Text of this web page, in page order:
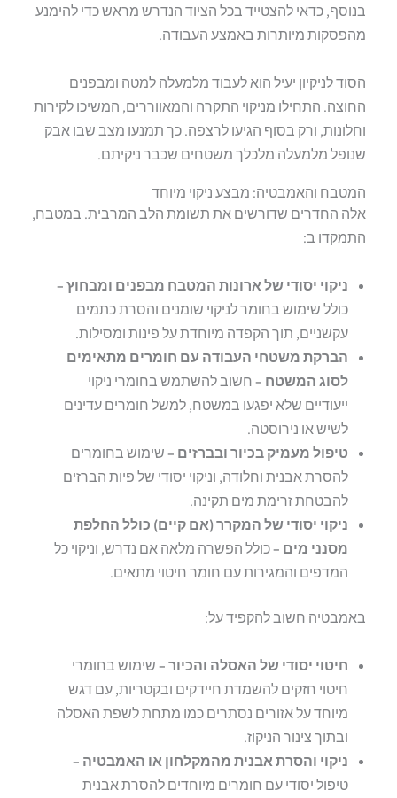
בנוסף, כדאי להצטייד בכל הציוד הנדרש מראש כדי להימנע
מהפסקות מיותרות באמצע העבודה.
הסוד לניקיון יעיל הוא לעבוד מלמעלה למטה ומבפנים
החוצה. התחילו מניקוי התקרה והמאווררים, המשיכו לקירות
וחלונות, ורק בסוף הגיעו לרצפה. כך תמנעו מצב שבו אבק
שנופל מלמעלה מלכלך משטחים שכבר ניקיתם.
המטבח והאמבטיה: מבצע ניקוי מיוחד
אלה החדרים שדורשים את תשומת הלב המרבית. במטבח,
התמקדו ב:
ניקוי יסודי של ארונות המטבח מבפנים ומבחוץ –
כולל שימוש בחומר לניקוי שומנים והסרת כתמים
עקשניים, תוך הקפדה מיוחדת על פינות ומסילות.
הברקת משטחי העבודה עם חומרים מתאימים
לסוג המשטח –חשוב להשתמש בחומרי ניקוי
ייעודיים שלא יפגעו במשטח, למשל חומרים עדינים
לשיש או נירוסטה.
טיפול מעמיק בכיור ובברזים –שימוש בחומרים
להסרת אבנית וחלודה, וניקוי יסודי של פיות הברזים
להבטחת זרימת מים תקינה.
ניקוי יסודי של המקרר (אם קיים) כולל החלפת
מסנני מים –כולל הפשרה מלאה אם נדרש, וניקוי כל
המדפים והמגירות עם חומר חיטוי מתאים.
באמבטיה חשוב להקפיד על:
חיטוי יסודי של האסלה והכיור –שימוש בחומרי
חיטוי חזקים להשמדת חיידקים ובקטריות, עם דגש
מיוחד על אזורים נסתרים כמו מתחת לשפת האסלה
ובתוך צינור הניקוז.
ניקוי והסרת אבנית מהמקלחון או האמבטיה –
טיפול יסודי עם חומרים מיוחדים להסרת אבנית